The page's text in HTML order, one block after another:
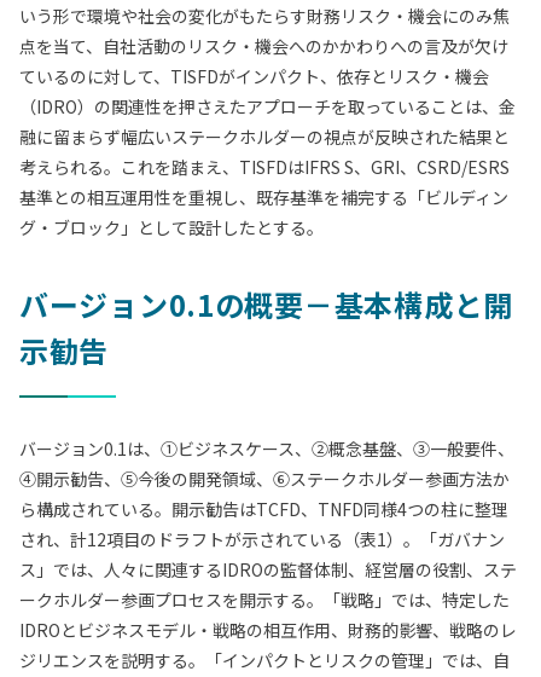
いう形で環境や社会の変化がもたらす財務リスク・機会にのみ焦
点を当て、自社活動のリスク・機会へのかかわりへの言及が欠け
ているのに対して、TISFDがインパクト、依存とリスク・機会
（IDRO）の関連性を押さえたアプローチを取っていることは、金
融に留まらず幅広いステークホルダーの視点が反映された結果と
考えられる。これを踏まえ、TISFDはIFRS S、GRI、CSRD/ESRS
基準との相互運用性を重視し、既存基準を補完する「ビルディン
グ・ブロック」として設計したとする。
バージョン0.1の概要－基本構成と開
示勧告
バージョン0.1は、①ビジネスケース、②概念基盤、③一般要件、
④開示勧告、⑤今後の開発領域、⑥ステークホルダー参画方法か
ら構成されている。開示勧告はTCFD、TNFD同様4つの柱に整理
され、計12項目のドラフトが示されている（表1）。「ガバナン
ス」では、人々に関連するIDROの監督体制、経営層の役割、ステ
ークホルダー参画プロセスを開示する。「戦略」では、特定した
IDROとビジネスモデル・戦略の相互作用、財務的影響、戦略のレ
ジリエンスを説明する。「インパクトとリスクの管理」では、自